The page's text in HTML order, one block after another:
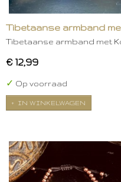
Tibetaanse armband
Tibetaanse armband met
€ 12,99
✓ Op voorraad
IN WINKELWAGEN